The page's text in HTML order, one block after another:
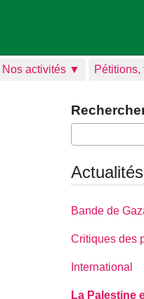
Nos activités ▼ Pétitions,
Actualités
Bande de
Critiques des
International
La Palestine